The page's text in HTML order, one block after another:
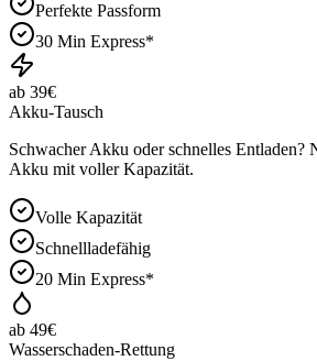
Perfekte Passform
30 Min Express*
ab 39€
Akku-Tausch
Schwacher Akku oder schnelles Entladen?
Akku mit voller Kapazität.
Volle Kapazität
Schnellladefähig
20 Min Express*
ab 49€
Wasserschaden-Rettung